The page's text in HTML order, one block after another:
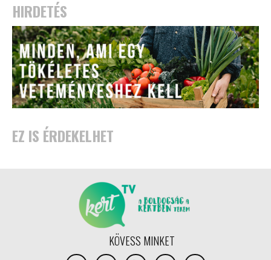
HIRDETÉS
EZ IS ÉRDEKELHET
KÖVESS MINKET